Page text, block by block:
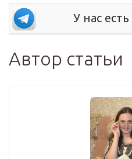
У нас есть
Автор статьи